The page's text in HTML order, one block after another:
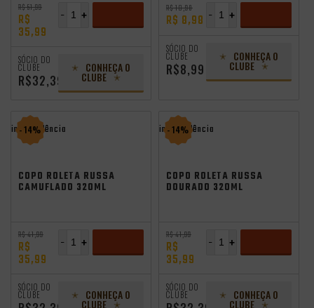
R$ 51,99
R$
35,99
+
-
SÓCIO DO
CLUBE
R$32,39
CONHEÇA O
CLUBE
R$ 10,98
R$ 8,98 +
-
SÓCIO DO
CLUBE
R$8,99
CONHEÇA O
CLUBE
independência
- 14%
COPO ROLETA RUSSA
CAMUFLADO 320ML
R$ 41,99
R$
35,99
+
-
SÓCIO DO
CLUBE CONHEÇA O
CLUBE
independência
- 14%
COPO ROLETA RUSSA
DOURADO 320ML
R$ 41,99
R$
35,99
+
-
SÓCIO DO
CLUBE CONHEÇA O
CLUBE